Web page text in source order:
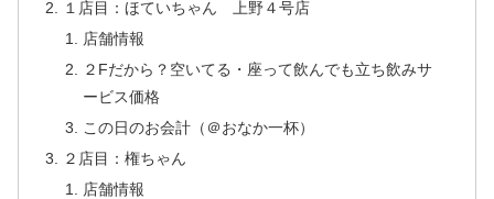
１店目：ほていちゃん 上野４号店
店舗情報
２Fだから？空いてる・座って飲んでも立ち飲みサ
ービス価格
この日のお会計（＠おなか一杯）
２店目：権ちゃん
店舗情報